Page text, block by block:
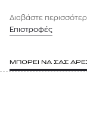
Διαβάστε
Επιστροφές
ΜΠΟΡΕΙ ΝΑ ΣΑΣ